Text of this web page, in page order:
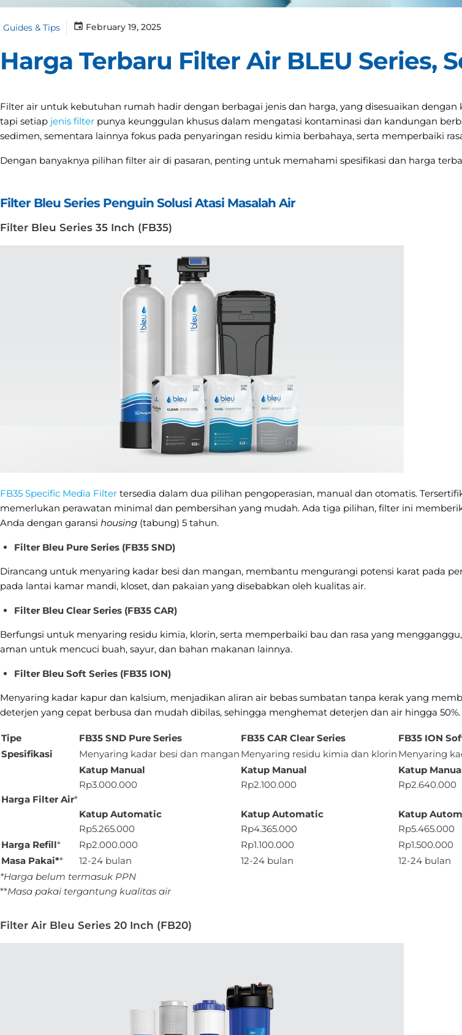
Guides & Tips February 19, 2025
Harga Terbaru Filter Air BLEU Series,
Filter air untuk kebutuhan rumah hadir dengan berbagai jenis dan harga, yang disesuaikan
tapi setiap jenis filter punya keunggulan khusus dalam mengatasi kontaminasi dan kandungan
sedimen, sementara lainnya fokus pada penyaringan residu kimia berbahaya, serta memperbaiki
Dengan banyaknya pilihan filter air di pasaran, penting untuk memahami spesifikasi dan harga
Filter Bleu Series Penguin Solusi Atasi Masalah Air
Filter Bleu Series 35 Inch (FB35)
FB35 Specific Media Filter tersedia dalam dua pilihan pengoperasian, manual dan otomatis.
memerlukan perawatan minimal dan pembersihan yang mudah. Ada tiga pilihan, filter ini
Anda dengan garansi housing (tabung) 5 tahun.
Filter Bleu Pure Series (FB35 SND)
Dirancang untuk menyaring kadar besi dan mangan, membantu mengurangi potensi karat pada
pada lantai kamar mandi, kloset, dan pakaian yang disebabkan oleh kualitas air.
Filter Bleu Clear Series (FB35 CAR)
Berfungsi untuk menyaring residu kimia, klorin, serta memperbaiki bau dan rasa yang
aman untuk mencuci buah, sayur, dan bahan makanan lainnya.
Filter Bleu Soft Series (FB35 ION)
Menyaring kadar kapur dan kalsium, menjadikan aliran air bebas sumbatan tanpa kerak yang
deterjen yang cepat berbusa dan mudah dibilas, sehingga menghemat deterjen dan air hingga
Tipe FB35 SND Pure Series FB35 CAR Clear Series
FB35 ION
Spesifikasi
Menyaring kadar besi dan mangan Menyaring residu kimia dan klorin Menyaring
Harga Filter Air*
Katup Manual
Rp3.000.000
Katup Automatic
Rp5.265.000
Katup Manual
Rp2.100.000
Katup Automatic
Rp4.365.000
Katup
Rp2.640.000
Katup
Rp5.465.000
Harga Refill* Rp2.000.000 Rp1.100.000
Rp1.500.000
Masa Pakai** 12-24 bulan 12-24 bulan
12-24 bulan
*Harga belum termasuk PPN
**Masa pakai tergantung kualitas air
Filter Air Bleu Series 20 Inch (FB20)